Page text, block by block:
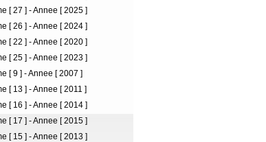
[ 27 ] - Annee [ 2025 ]
[ 26 ] - Annee [ 2024 ]
[ 22 ] - Annee [ 2020 ]
[ 25 ] - Annee [ 2023 ]
[ 9 ] - Annee [ 2007 ]
[ 13 ] - Annee [ 2011 ]
[ 16 ] - Annee [ 2014 ]
[ 17 ] - Annee [ 2015 ]
[ 15 ] - Annee [ 2013 ]